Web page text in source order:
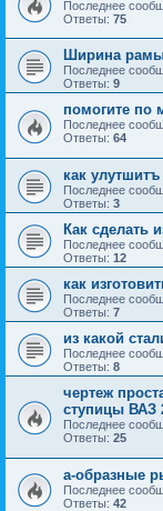
Последнее
Ответы: 75
Ширина
Последнее
Ответы: 9
помогите по
Последнее
Ответы: 64
как
Последнее
Ответы: 3
Как сделать
Последнее
Ответы: 12
как
Последнее
Ответы: 7
из какой
Последнее
Ответы: 8
чертеж
ступицы ВАЗ
Последнее
Ответы: 25
а-образные
Последнее
Ответы: 42